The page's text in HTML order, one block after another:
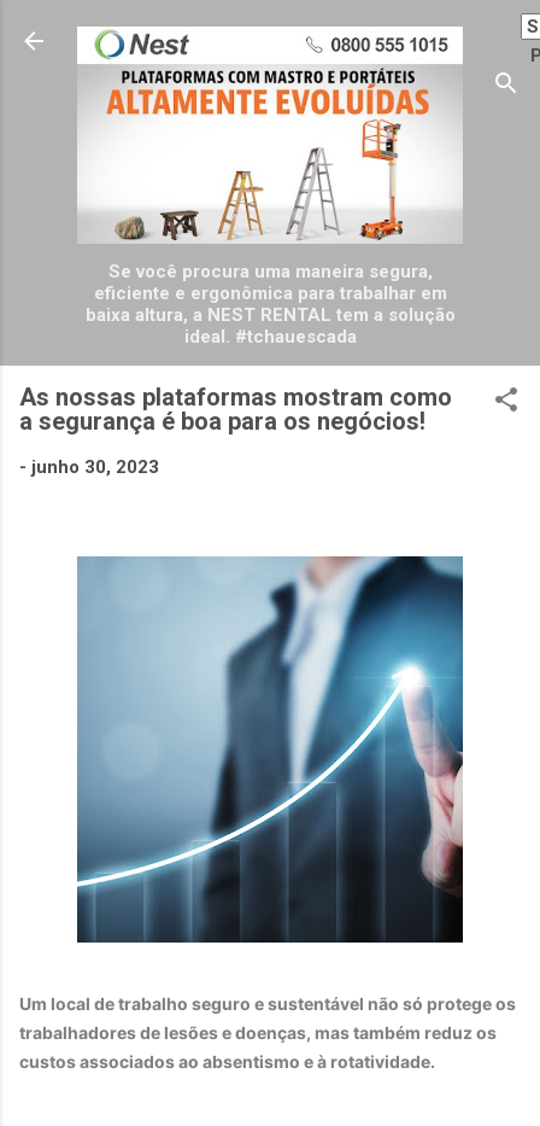
Pular para o conteúdo principal
Se você procura uma maneira segura,
eficiente e ergonômica para trabalhar em
baixa altura, a NEST RENTAL tem a solução
ideal. #tchauescada
As nossas plataformas mostram como
a segurança é boa para os negócios!
- junho 30, 2023
Um local de trabalho seguro e sustentável não só protege os
trabalhadores de lesões e doenças, mas também reduz os
custos associados ao absentismo e à rotatividade.